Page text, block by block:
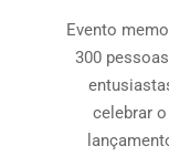
Evento
300
celebrar